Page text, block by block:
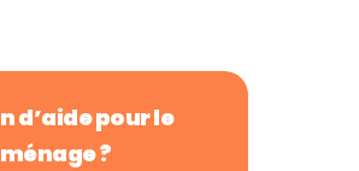
d’aide pour le
ménage ?